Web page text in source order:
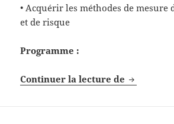
• Acquérir les méthodes de mesure
et de risque
Programme :
Continuer la lecture de